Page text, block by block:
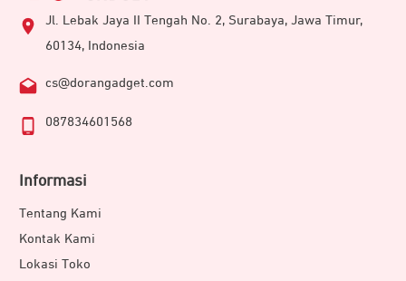
Jl. Lebak Jaya II Tengah No. 2, Surabaya, Jawa Timur,
60134, Indonesia
cs@dorangadget.com
087834601568
Informasi
Tentang Kami
Kontak Kami
Lokasi Toko